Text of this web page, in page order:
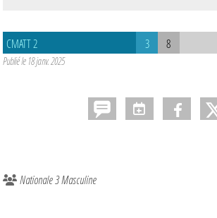
CMATT 2 3 8
Publié le 18 janv. 2025
Nationale 3 Masculine